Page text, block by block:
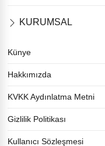
KURUMSAL
Künye
Hakkımızda
KVKK Aydınlatma Metni
Gizlilik Politikası
Kullanıcı Sözleşmesi